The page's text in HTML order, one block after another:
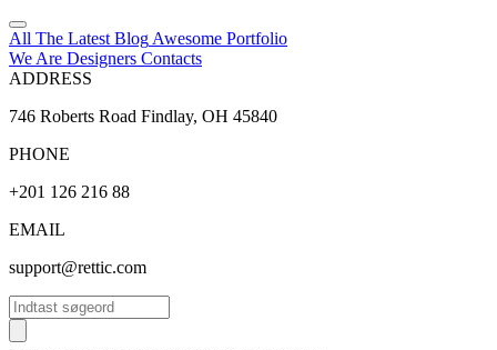
All The Latest Blog Awesome Portfolio
We Are Designers Contacts
ADDRESS
746 Roberts Road Findlay, OH 45840
PHONE
+201 126 216 88
EMAIL
support@rettic.com
Søg